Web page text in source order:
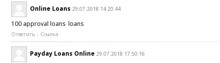
Online Loans 29.07.2018 14:20:44
100 approval loans loans
Ответить Ссылка
Payday Loans Online 29.07.2018 17:50:16